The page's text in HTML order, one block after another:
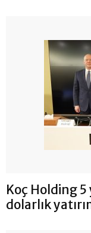
Koç Holding 5
dolarlık